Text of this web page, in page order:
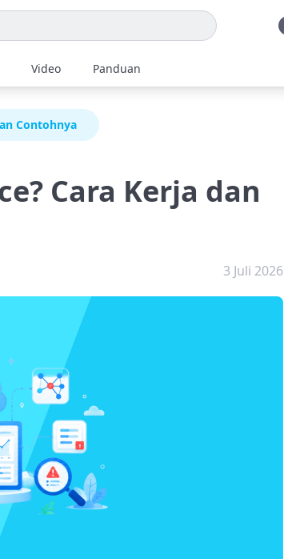
Video Panduan
Contohnya
Cara Kerja dan
3 Juli 2026